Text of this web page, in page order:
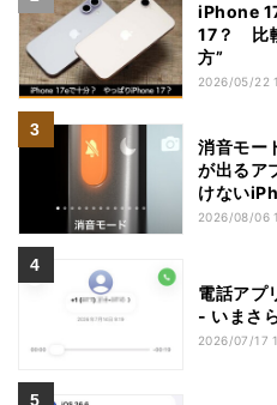
iPhone
17？ 比
方”
2026/05/22
消音モー
が出るア
けない
2026/08/06
電話アプ
- いまさ
2026/07/17